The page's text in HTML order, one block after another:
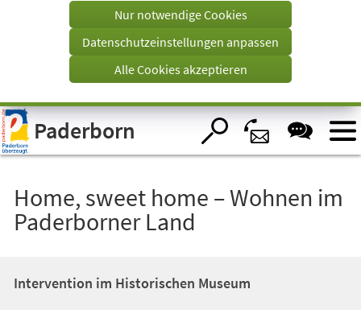
Visuelle
Assistenzsoftware
öffnen.
einem
Tab)
Nur notwendige Cookies
Datenschutzeinstellungen anpassen
Alle Cookies akzeptieren
Paderborn
Home, sweet home – Wohnen im
Paderborner Land
Intervention im Historischen Museum